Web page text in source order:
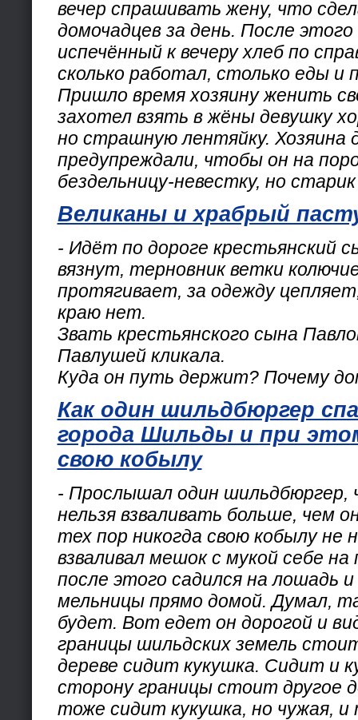
вечер спрашивать жену, что
домочадцев за день. После
испечённый к вечеру хлеб по
сколько работал, столько еды и
Пришло время хозяину женить
захотел взять в жёны девушку
но страшную лентяйку. Хозяина
предупреждали, чтобы он на
бездельницу-невестку, но старик
Великаны и храбрый
- Идёт по дороге крестьянский
вязнут, терновник ветки
протягивает, за одежду
краю нет.
Звать крестьянского сына
Павлушей кликала.
Куда он путь держит? Почему
Как один шильдбюргер
города Шильды и при
свою кобылу
- Прослышал один шильдбюргер,
нельзя взваливать больше, чем
тех пор никогда свою кобылу не
взваливал мешок с мукой себе
после этого садился на лошадь
мельницы прямо домой. Думал,
будет. Вот едет он дорогой и
границы шильдских земель
дереве сидит кукушка. Сидит и
сторону границы стоит другое
тоже сидит кукушка, но чужая, и